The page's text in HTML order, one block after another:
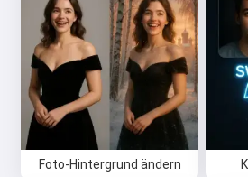
Foto-Hintergrund ändern